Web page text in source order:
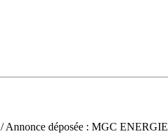
/ Annonce déposée : MGC ENERGIE